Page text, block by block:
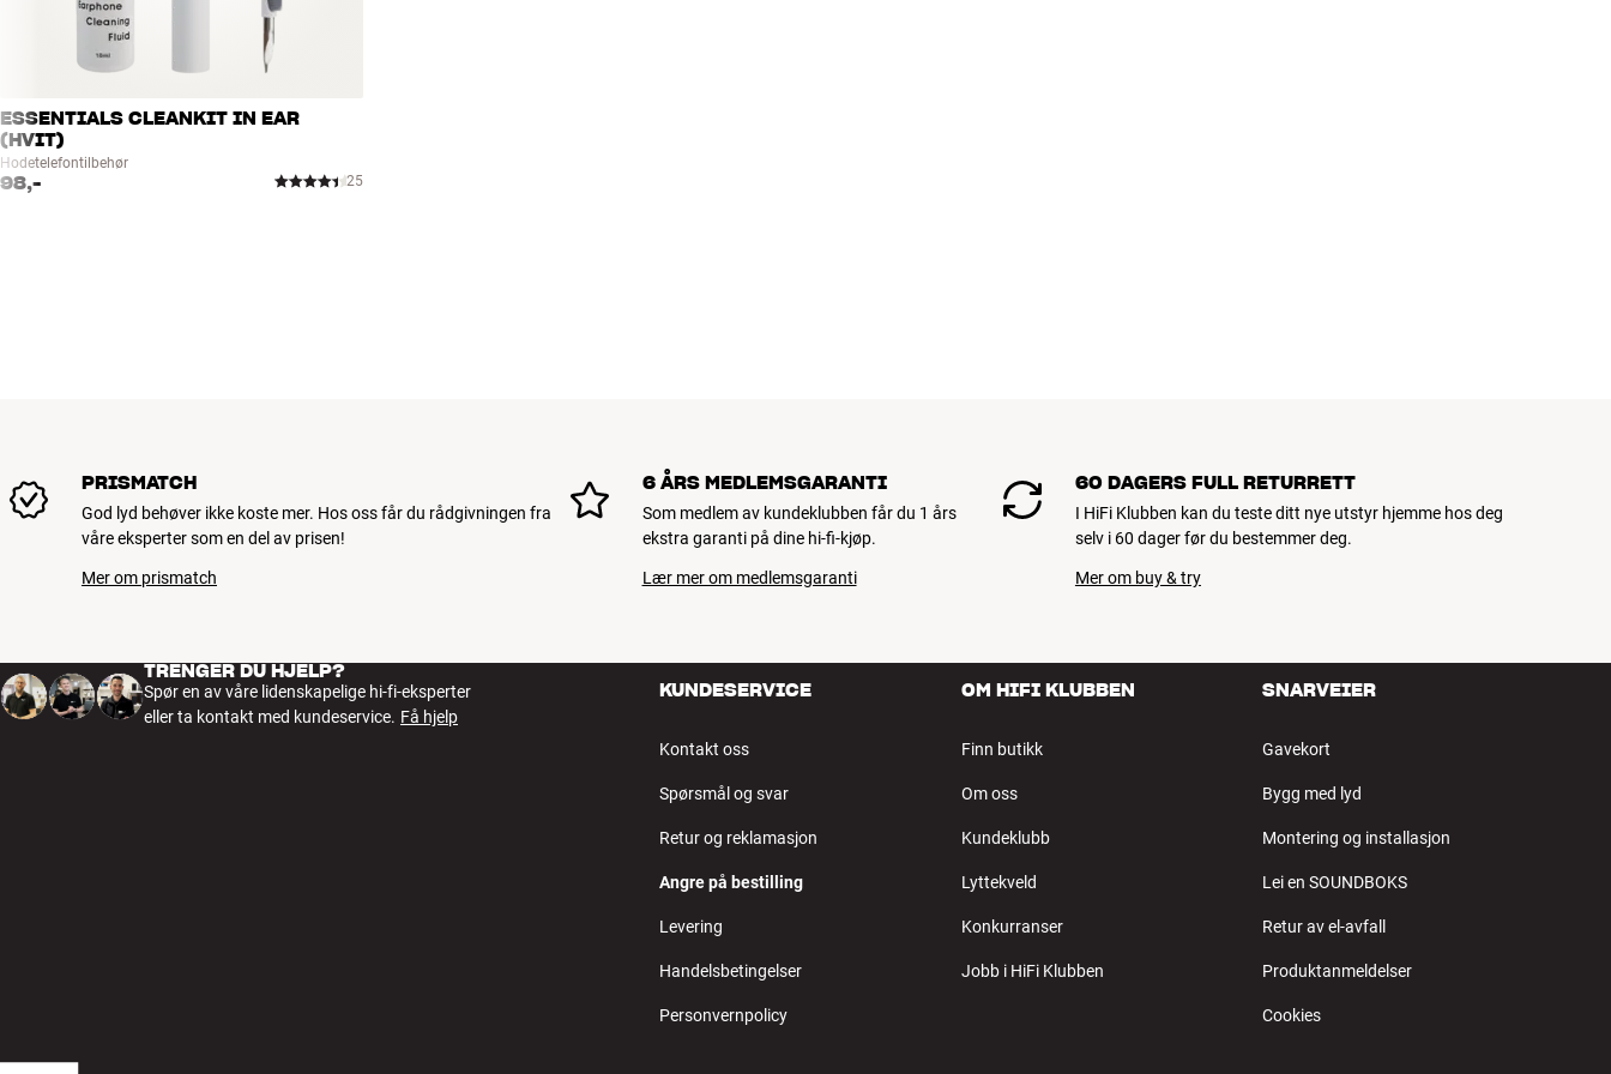
ESSENTIALS CLEANKIT IN EAR
(HVIT)
Hodetelefontilbehør
98,- 25
PRISMATCH
God lyd behøver ikke koste mer. Hos oss får du rådgivningen fra
våre eksperter som en del av prisen!
Mer om prismatch
6 ÅRS MEDLEMSGARANTI
Som medlem av kundeklubben får du 1 års
ekstra garanti på dine hi-fi-kjøp.
Lær mer om medlemsgaranti
60 DAGERS FULL RETURRETT
I HiFi Klubben kan du teste ditt nye utstyr hjemme hos deg
selv i 60 dager før du bestemmer deg.
Mer om buy & try
TRENGER DU HJELP?
Spør en av våre lidenskapelige hi-fi-eksperter
eller ta kontakt med kundeservice. Få hjelp
KUNDESERVICE
Kontakt oss
Spørsmål og svar
Retur og reklamasjon
Angre på bestilling
Levering
Handelsbetingelser
Personvernpolicy
OM HIFI KLUBBEN
Finn butikk
Om oss
Kundeklubb
Lyttekveld
Konkurranser
Jobb i HiFi Klubben
SNARVEIER
Gavekort
Bygg med lyd
Montering og installasjon
Lei en SOUNDBOKS
Retur av el-avfall
Produktanmeldelser
Cookies